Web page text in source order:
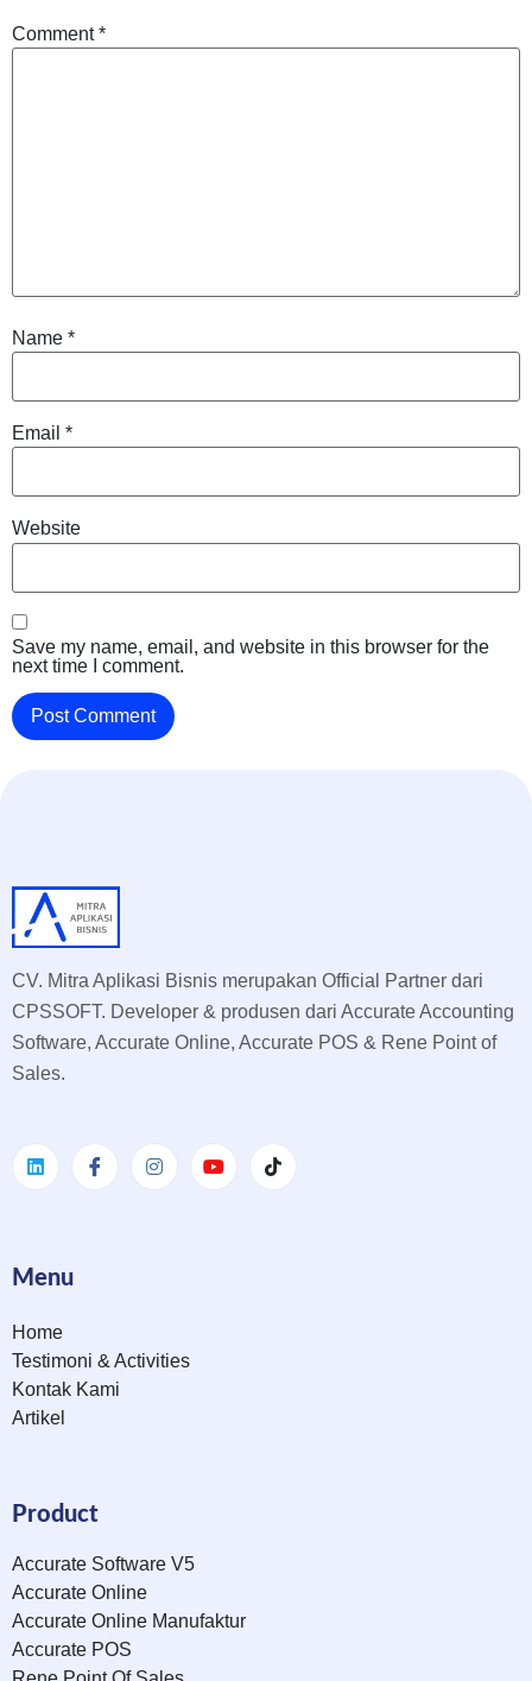
Comment*
Name *
Email *
Website
Save my name, email, and website in this browser for the
next time I comment.
CV. Mitra Aplikasi Bisnis merupakan Official Partner dari
CPSSOFT. Developer & produsen dari Accurate Accounting
Software, Accurate Online, Accurate POS & Rene Point of
Sales.
Menu
Home
Testimoni & Activities
Kontak Kami
Artikel
Product
Accurate Software V5
Accurate Online
Accurate Online Manufaktur
Accurate POS